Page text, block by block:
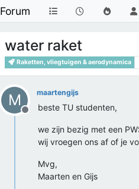
Forum
water raket
Raketten, vliegtuigen & aerodynamica
M
Offline
maartengijs
beste TU studenten,
we zijn bezig met een
wij vroegen ons af of je
Mvg,
Maarten en Gijs